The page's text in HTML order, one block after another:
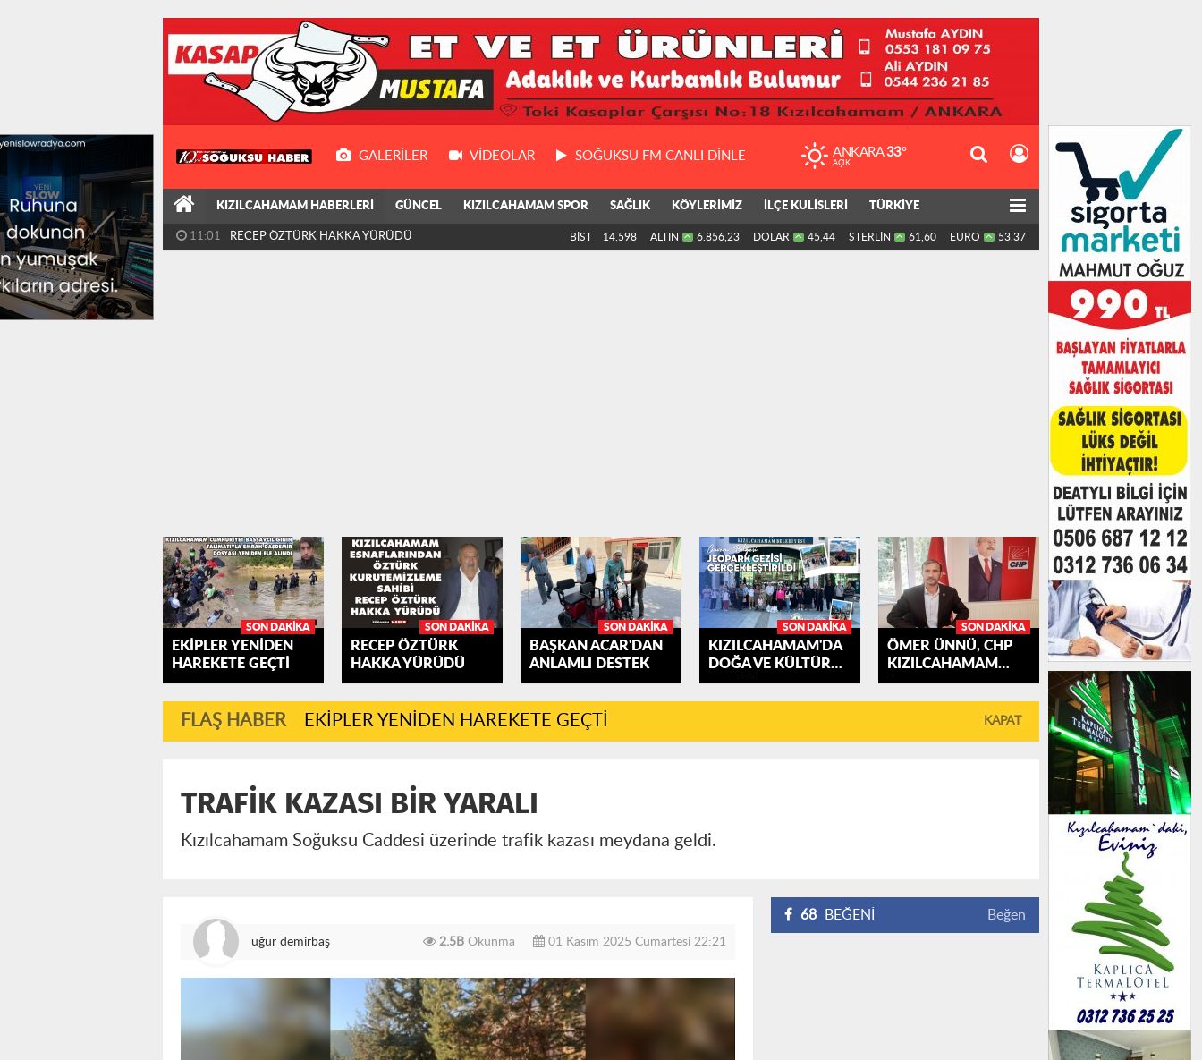
GALERILER VIDEOLAR SOĞUKSU FM CANLI DİNLE ANKARA33°
AÇIK
KIZILCAHAMAM HABERLERİ GÜNCEL KIZILCAHAMAM SPOR SAĞLIK KÖYLERİMİZ İLÇE KULİSLERİ TÜRKİYE
11:01 RECEP ÖZTÜRK HAKKA YÜRÜDÜ BİST 14.598 ALTIN 6.856,23 DOLAR 45,44 STERLİN 61,60 EURO 53,37
SON DAKIKA
EKİPLER YENİDEN
HAREKETE GEÇTİ
SON DAKIKA
RECEP ÖZTÜRK
HAKKA YÜRÜDÜ
SON DAKIKA
BAŞKAN ACAR'DAN
ANLAMLI DESTEK
SON DAKIKA
KIZILCAHAMAM'DA
DOĞA VE KÜLTÜR
GEZİSİ
SON DAKIKA
ÖMER ÜNNÜ, CHP
KIZILCAHAMAM
İLÇE...
FLAŞ HABER EKİPLER YENİDEN HAREKETE GEÇTİ KAPAT
TRAFİK KAZASI BİR YARALI
Kızılcahamam Soğuksu Caddesi üzerinde trafik kazası meydana geldi.
uğur demirbaş 01 Kasım 2025 Cumartesi 22:21
2.5B Okunma
68 BEĞENİ Beğen